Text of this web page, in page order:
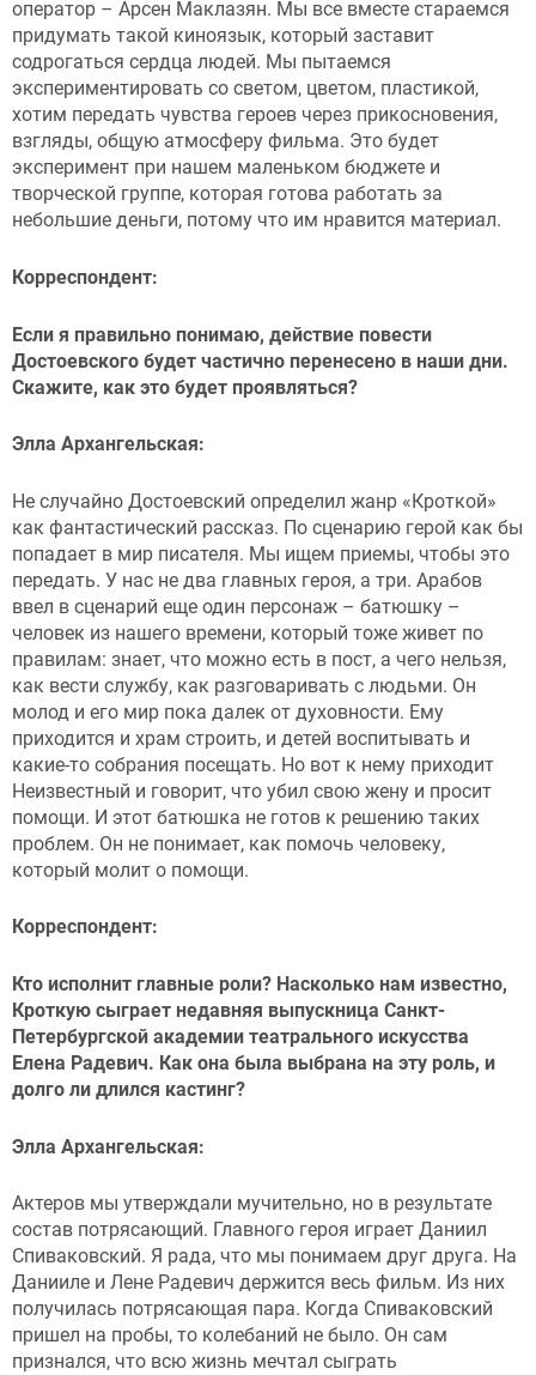
оператор – Арсен Маклазян. Мы все вместе стараемся
придумать такой киноязык, который заставит
содрогаться сердца людей. Мы пытаемся
экспериментировать со светом, цветом, пластикой,
хотим передать чувства героев через прикосновения,
взгляды, общую атмосферу фильма. Это будет
эксперимент при нашем маленьком бюджете и
творческой группе, которая готова работать за
небольшие деньги, потому что им нравится материал.
Корреспондент:
Если я правильно понимаю, действие повести
Достоевского будет частично перенесено в наши дни.
Скажите, как это будет проявляться?
Элла Архангельская:
Не случайно Достоевский определил жанр «Кроткой»
как фантастический рассказ. По сценарию герой как бы
попадает в мир писателя. Мы ищем приемы, чтобы это
передать. У нас не два главных героя, а три. Арабов
ввел в сценарий еще один персонаж – батюшку –
человек из нашего времени, который тоже живет по
правилам: знает, что можно есть в пост, а чего нельзя,
как вести службу, как разговаривать с людьми. Он
молод и его мир пока далек от духовности. Ему
приходится и храм строить, и детей воспитывать и
какие-то собрания посещать. Но вот к нему приходит
Неизвестный и говорит, что убил свою жену и просит
помощи. И этот батюшка не готов к решению таких
проблем. Он не понимает, как помочь человеку,
который молит о помощи.
Корреспондент:
Кто исполнит главные роли? Насколько нам известно,
Кроткую сыграет недавняя выпускница Санкт-
Петербургской академии театрального искусства
Елена Радевич. Как она была выбрана на эту роль, и
долго ли длился кастинг?
Элла Архангельская:
Актеров мы утверждали мучительно, но в результате
состав потрясающий. Главного героя играет Даниил
Спиваковский. Я рада, что мы понимаем друг друга. На
Данииле и Лене Радевич держится весь фильм. Из них
получилась потрясающая пара. Когда Спиваковский
пришел на пробы, то колебаний не было. Он сам
признался, что всю жизнь мечтал сыграть